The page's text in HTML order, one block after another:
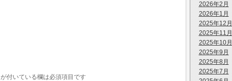
2026年2月
2026年1月
2025年12月
2025年11月
2025年10月
2025年9月
2025年8月
2025年7月
が付いている欄は必須項目です